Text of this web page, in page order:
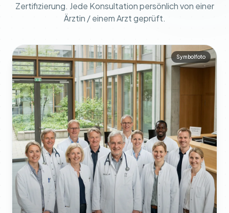
Zertifizierung. Jede Konsultation persönlich von einer
Ärztin / einem Arzt geprüft.
Symbolfoto